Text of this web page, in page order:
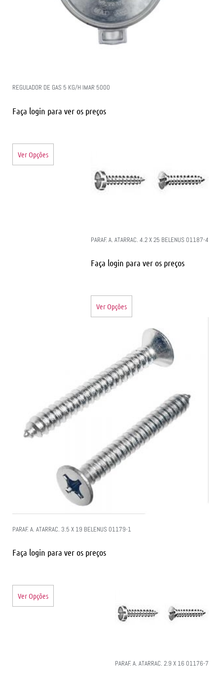
REGULADOR DE GAS 5 KG/H IMAR 5000
Faça login para ver os preços
Ver Opções
PARAF. A. ATARRAC. 4.2 X 25 BELENUS 01187-4
Faça login para ver os preços
Ver Opções
PARAF. A. ATARRAC. 3.5 X 19 BELENUS 01179-1
Faça login para ver os preços
Ver Opções
PARAF. A. ATARRAC. 2.9 X 16 01176-7